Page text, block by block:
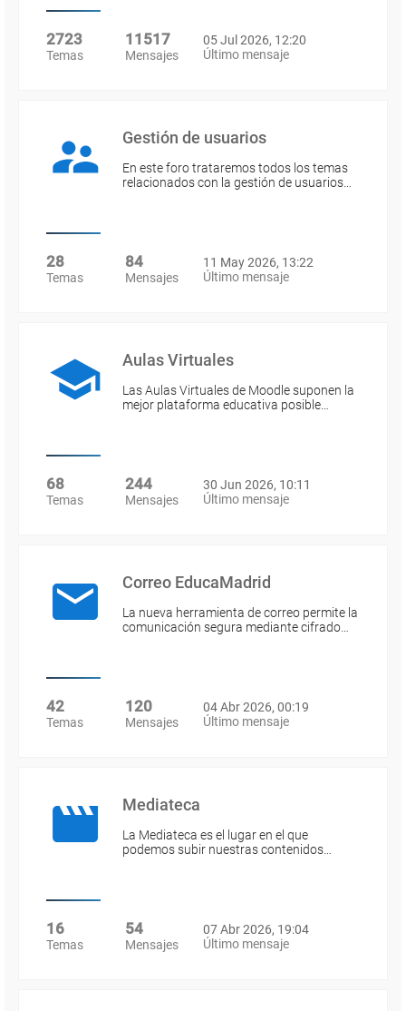
2723
Temas
11517
Mensajes
05 Jul 2026, 12:20
Último mensaje
Gestión de usuarios
En este foro trataremos todos los temas
relacionados con la gestión de usuarios…
28
Temas
84
Mensajes
11 May 2026, 13:22
Último mensaje
Aulas Virtuales
Las Aulas Virtuales de Moodle suponen la
mejor plataforma educativa posible…
68
Temas
244
Mensajes
30 Jun 2026, 10:11
Último mensaje
Correo EducaMadrid
La nueva herramienta de correo permite la
comunicación segura mediante cifrado…
42
Temas
120
Mensajes
04 Abr 2026, 00:19
Último mensaje
Mediateca
La Mediateca es el lugar en el que
podemos subir nuestras contenidos…
16
Temas
54
Mensajes
07 Abr 2026, 19:04
Último mensaje